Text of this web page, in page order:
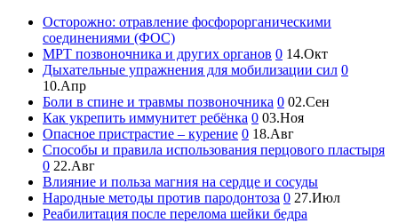
Осторожно: отравление фосфорорганическими
соединениями (ФОС)
МРТ позвоночника и других органов 0 14.Окт
Дыхательные упражнения для мобилизации сил 0
10.Апр
Боли в спине и травмы позвоночника 0 02.Сен
Как укрепить иммунитет ребёнка 0 03.Ноя
Опасное пристрастие – курение 0 18.Авг
Способы и правила использования перцового пластыря
0 22.Авг
Влияние и польза магния на сердце и сосуды
Народные методы против пародонтоза 0 27.Июл
Реабилитация после перелома шейки бедра